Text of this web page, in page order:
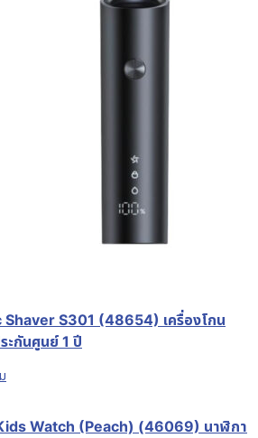
S301 (48654) เครื่องโกน
ะกันศูนย์ 1 ปี
Watch (Peach) (46069) นาฬิกา